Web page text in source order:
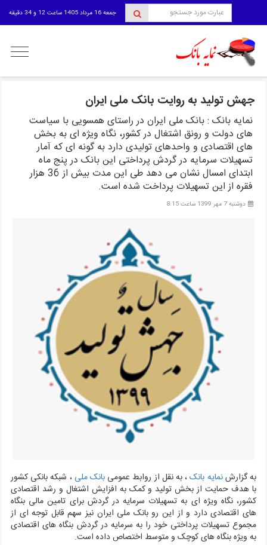
جمعه 16 مرداد 1405 ساعت 12 و 34 دقیقه
منوی
جهش تولید به روایت بانک ملی ایران
نمایه بانک : بانک ملی ایران در راستای همسویی با سیاست
های دولت و رونق اشتغال در کشور، نگاه ویژه ای به بخش
های اقتصادی و واحدهای تولیدی دارد به گونه ای که آمار
تسهیلات سرمایه در گردش پرداختی این بانک در پنج ماه
ابتدای امسال نشان می دهد طی این مدت بیش از 36 هزار
فقره از این تسهیلات پرداخت شده است.
دوشنبه 7 مهر 1399 ساعت 8:15
به گزارشنمایه بانک، به نقل از روابط عمومیبانک ملی، شبکه بانکی کشور
با هدف حمایت از بخش تولید و کمک به افزایش اشتغال و رشد اقتصادی
کشور، نگاه ویژه ای به تسهیلات سرمایه در گردش برای تامین مالی بنگاه
های اقتصادی دارد و از این رو بانک ملی ایران نیز سهم قابل توجه ای از
مجموع تسهیلات پرداختی خود را به سرمایه در گردش بنگاه های اقتصادی
به ویژه بنگاه های کوچک و متوسط اختصاص داده است.